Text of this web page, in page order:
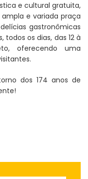
e cultural gratuita,
e variada praça
gastronômicas
todos os dias, das 12 à
oferecendo uma
dos 174 anos de